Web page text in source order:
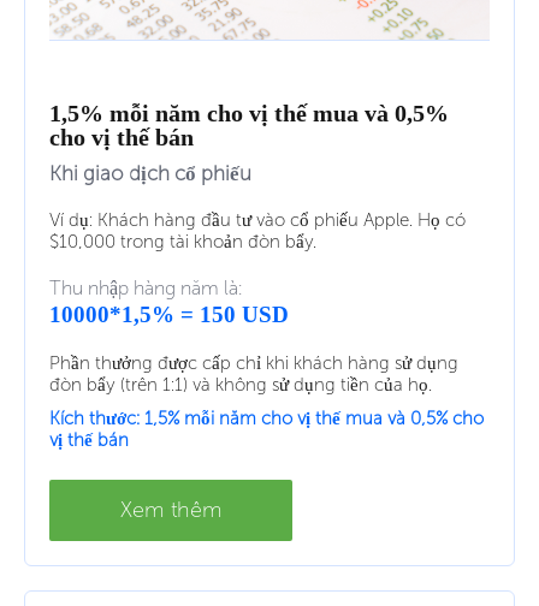
1,5% mỗi năm cho vị thế mua và 0,5%
cho vị thế bán
Khi giao dịch cổ phiếu
Ví dụ: Khách hàng đầu tư vào cổ phiếu Apple. Họ có
$10,000 trong tài khoản đòn bẩy.
Thu nhập hàng năm là:
10000*1,5% = 150 USD
Phần thưởng được cấp chỉ khi khách hàng sử dụng
đòn bẩy (trên 1:1) và không sử dụng tiền của họ.
Kích thước: 1,5% mỗi năm cho vị thế mua và 0,5% cho
vị thế bán
Xem thêm